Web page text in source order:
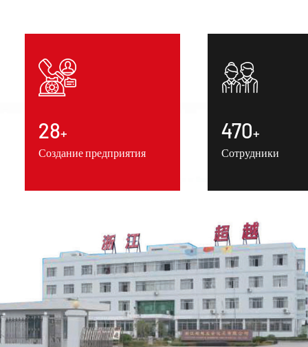
30+
Создание предприятия
500+
Сотрудники